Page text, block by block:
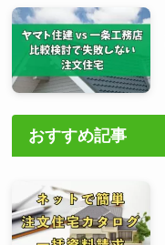
おすすめ記事